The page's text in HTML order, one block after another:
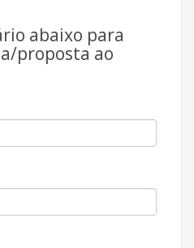
abaixo para
proposta ao